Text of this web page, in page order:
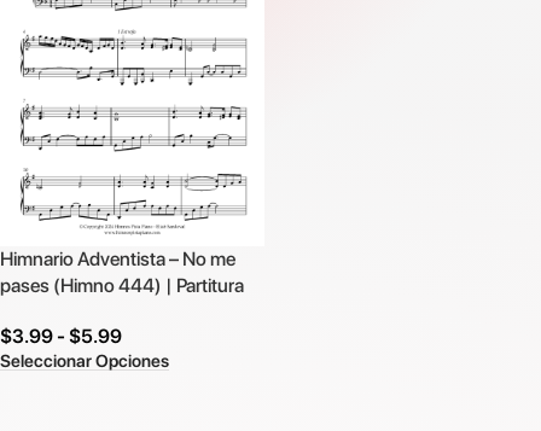
Himnario Adventista – No me
pases (Himno 444) | Partitura
$3.99 - $5.99
Seleccionar Opciones